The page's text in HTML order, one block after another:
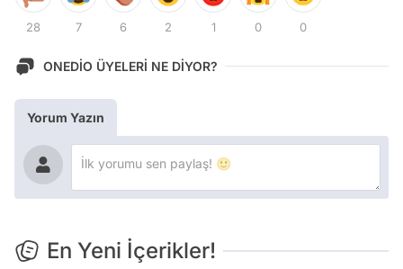
28 7 6 2 1 0 0
ONEDİO ÜYELERİ NE DİYOR?
Yorum Yazın
En Yeni İçerikler!